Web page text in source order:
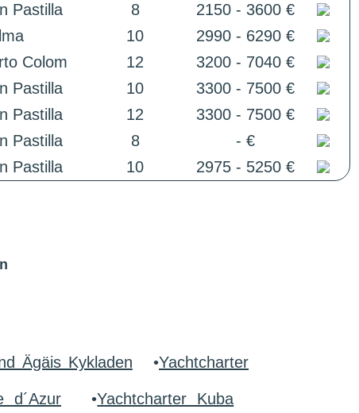
Pastilla 8
2150 - 3600 €
10
2990 - 6290 €
Colom 12
3200 - 7040 €
Pastilla 10
3300 - 7500 €
Pastilla 12
3300 - 7500 €
Pastilla 8
- €
Pastilla 10
2975 - 5250 €
Ägäis Kykladen •Yachtcharter
d´Azur •Yachtcharter Kuba